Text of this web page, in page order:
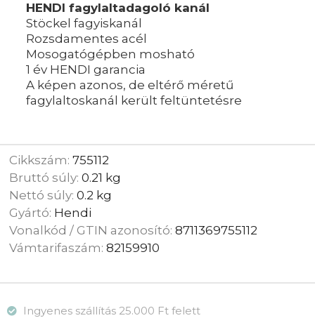
HENDI fagylaltadagoló kanál
Stöckel fagyiskanál
Rozsdamentes acél
Mosogatógépben mosható
1 év HENDI garancia
A képen azonos, de eltérő méretű
fagylaltoskanál került feltüntetésre
Cikkszám:755112
Bruttó súly:0.21 kg
Nettó súly:0.2 kg
Gyártó: Hendi
Vonalkód / GTIN azonosító:8711369755112
Vámtarifaszám:82159910
Ingyenes szállítás 25.000 Ft felett